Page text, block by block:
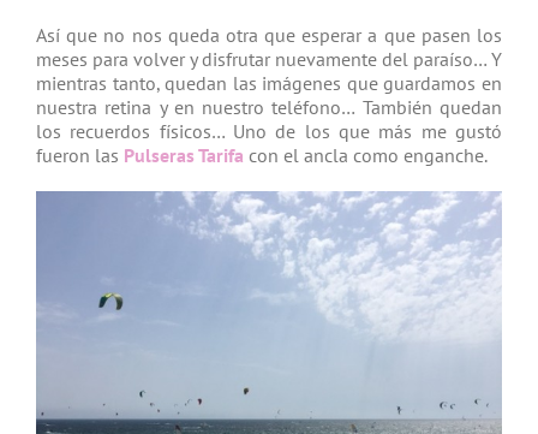
Así que no nos queda otra que esperar a que pasen los
meses para volver y disfrutar nuevamente del paraíso… Y
mientras tanto, quedan las imágenes que guardamos en
nuestra retina y en nuestro teléfono… También quedan
los recuerdos físicos… Uno de los que más me gustó
fueron las Pulseras Tarifa con el ancla como enganche.